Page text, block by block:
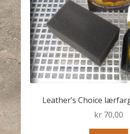
Leather’s Choice
kr 70,00